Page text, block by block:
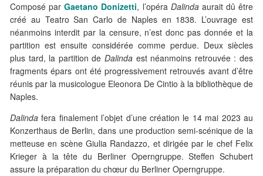
Composé parGaetano Donizetti, l’opéra Dalindaaurait dû être
créé au Teatro San Carlo de Naples en 1838. L’ouvrage est
néanmoins interdit par la censure, n’est donc pas donnée et la
partition est ensuite considérée comme perdue. Deux siècles
plus tard, la partition de Dalinda est néanmoins retrouvée : des
fragments épars ont été progressivement retrouvés avant d’être
réunis par la musicologue Eleonora De Cintio à la bibliothèque de
Naples.
Dalinda fera finalement l’objet d’une création le 14 mai 2023 au
Konzerthaus de Berlin, dans une production semi-scénique de la
metteuse en scène Giulia Randazzo, et dirigée par le chef Felix
Krieger à la tête du Berliner Operngruppe. Steffen Schubert
assure la préparation du chœur du Berliner Operngruppe.